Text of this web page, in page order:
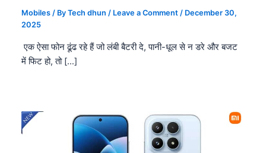
Mobiles / ByTech dhun/ Leave a Comment / December 30,
2025
एक ऐसा फोन ढूंढ रहे हैं जो लंबी बैटरी दे, पानी-धूल से न डरे और बजट
में फिट हो, तो […]